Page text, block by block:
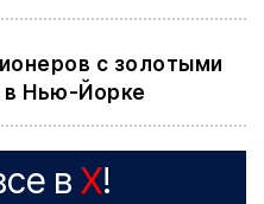
с золотыми
в Нью-Йорке
в X!